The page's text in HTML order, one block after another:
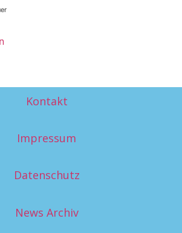
Kontakt
Impressum
Datenschutz
News Archiv